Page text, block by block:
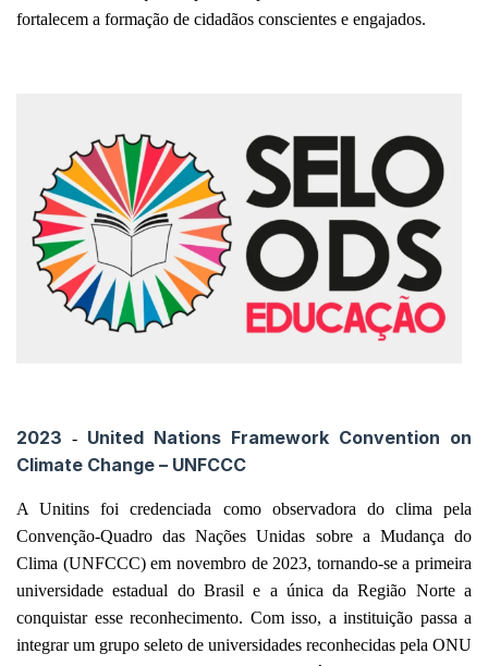
fortalecem a formação de cidadãos conscientes e engajados.
2023 - United Nations Framework Convention on
Climate Change – UNFCCC
A Unitins foi credenciada como observadora do clima pela
Convenção-Quadro das Nações Unidas sobre a Mudança do
Clima (UNFCCC) em novembro de 2023, tornando-se a primeira
universidade estadual do Brasil e a única da Região Norte a
conquistar esse reconhecimento. Com isso, a instituição passa a
integrar um grupo seleto de universidades reconhecidas pela ONU